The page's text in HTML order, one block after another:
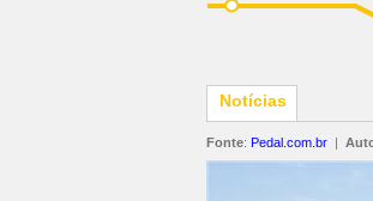
Notícias
Fonte: Pedal.com.br |